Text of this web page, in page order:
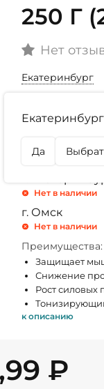
250 Г
Нет
Екатеринбург
Да
Наличие
Нет в наличии
г. Омск
Нет в наличии
Преимущества:
Защищает
Снижение
Рост силовых
к описанию
₽